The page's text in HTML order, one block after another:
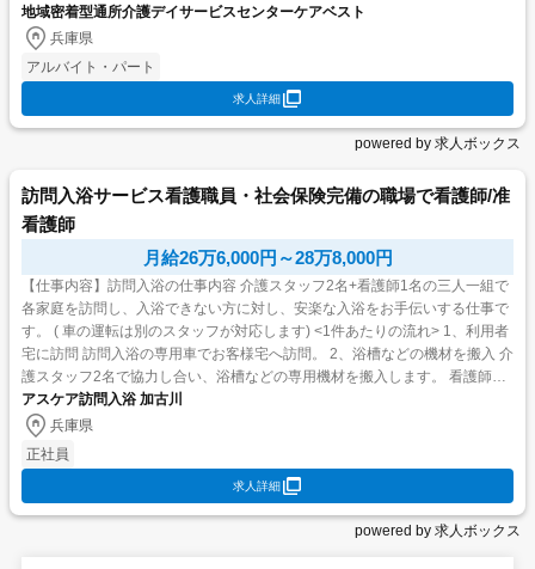
給・昇給あ...
地域密着型通所介護デイサービスセンターケアベスト
兵庫県
アルバイト・パート
求人詳細
powered by 求人ボックス
訪問入浴サービス看護職員・社会保険完備の職場で看護師/准
看護師
月給26万6,000円～28万8,000円
【仕事内容】訪問入浴の仕事内容 介護スタッフ2名+看護師1名の三人一組で
各家庭を訪問し、入浴できない方に対し、安楽な入浴をお手伝いする仕事で
す。 ( 車の運転は別のスタッフが対応します) <1件あたりの流れ> 1、利用者
宅に訪問 訪問入浴の専用車でお客様宅へ訪問。 2、浴槽などの機材を搬入 介
護スタッフ2名で協力し合い、浴槽などの専用機材を搬入します。 看護師は
利用者様のバイタルを測定し...
アスケア訪問入浴 加古川
兵庫県
正社員
求人詳細
powered by 求人ボックス